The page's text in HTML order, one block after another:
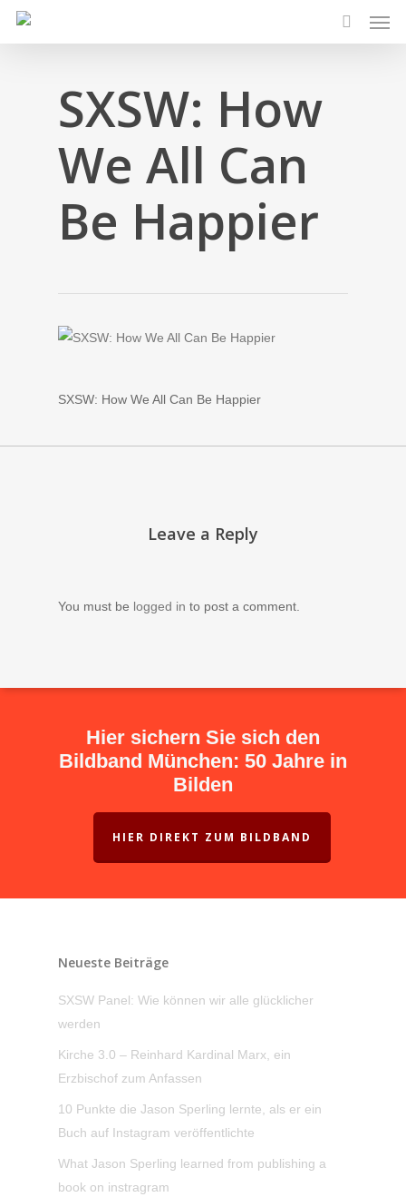
Skip
search
SXSW: How
We All Can
Be Happier
SXSW: How We All Can Be Happier
Leave a Reply
You must be logged in to post a comment.
Hier sichern Sie sich den
Bildband München: 50 Jahre in
Bilden
HIER DIREKT ZUM BILDBAND
Neueste Beiträge
SXSW Panel: Wie können wir alle glücklicher
werden
Kirche 3.0 – Reinhard Kardinal Marx, ein
Erzbischof zum Anfassen
10 Punkte die Jason Sperling lernte, als er ein
Buch auf Instagram veröffentlichte
What Jason Sperling learned from publishing a
book on instragram